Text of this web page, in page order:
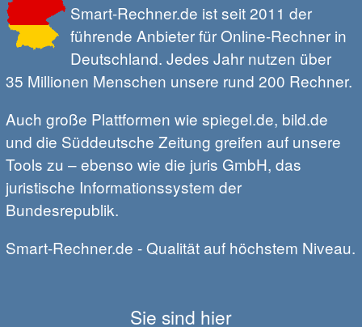
Smart-Rechner.de ist seit 2011 der
führende Anbieter für Online-Rechner in
Deutschland. Jedes Jahr nutzen über
35 Millionen Menschen unsere rund 200 Rechner.
Auch große Plattformen wie spiegel.de, bild.de
und die Süddeutsche Zeitung greifen auf unsere
Tools zu – ebenso wie die juris GmbH, das
juristische Informationssystem der
Bundesrepublik.
Smart-Rechner.de - Qualität auf höchstem Niveau.
Sie sind hier